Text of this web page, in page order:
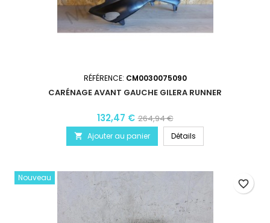
RÉFÉRENCE: CM0030075090
CARÉNAGE AVANT GAUCHE GILERA RUNNER
132,47 € 264,94 €
 Ajouter au panier Détails
Nouveau
favorite_border